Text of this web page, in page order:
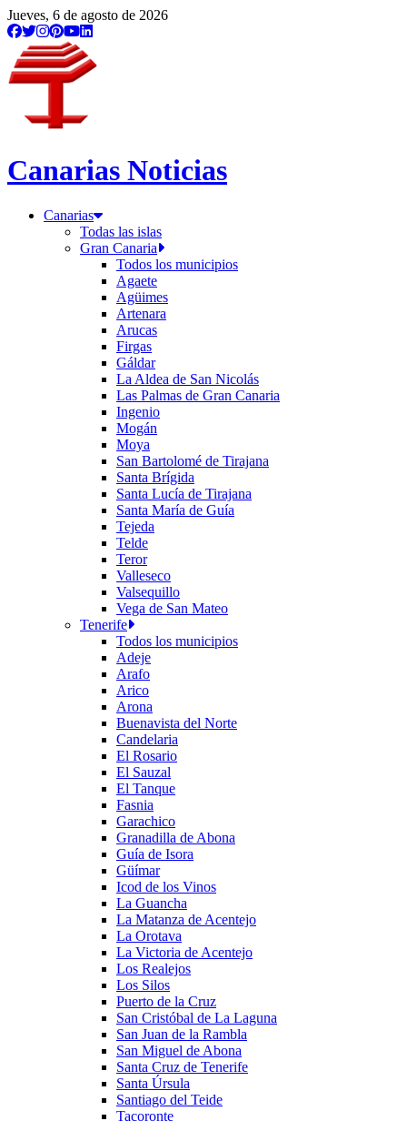
Jueves, 6 de agosto de 2026
Canarias Noticias
Canarias
Todas las islas
Gran Canaria
Todos los municipios
Agaete
Agüimes
Artenara
Arucas
Firgas
Gáldar
La Aldea de San Nicolás
Las Palmas de Gran Canaria
Ingenio
Mogán
Moya
San Bartolomé de Tirajana
Santa Brígida
Santa Lucía de Tirajana
Santa María de Guía
Tejeda
Telde
Teror
Valleseco
Valsequillo
Vega de San Mateo
Tenerife
Todos los municipios
Adeje
Arafo
Arico
Arona
Buenavista del Norte
Candelaria
El Rosario
El Sauzal
El Tanque
Fasnia
Garachico
Granadilla de Abona
Guía de Isora
Güímar
Icod de los Vinos
La Guancha
La Matanza de Acentejo
La Orotava
La Victoria de Acentejo
Los Realejos
Los Silos
Puerto de la Cruz
San Cristóbal de La Laguna
San Juan de la Rambla
San Miguel de Abona
Santa Cruz de Tenerife
Santa Úrsula
Santiago del Teide
Tacoronte